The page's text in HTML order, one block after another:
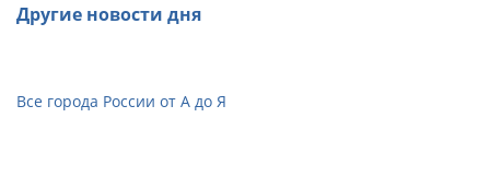
Другие новости дня
Все города России от А до Я